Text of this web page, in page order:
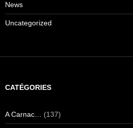
News
Uncategorized
CATÉGORIES
A Carnac… (137)